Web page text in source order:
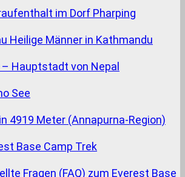
im Dorf Pharping
Hauptstadt von Nepal
4919 Meter (Annapurna-Region)
Fragen (FAQ) zum Everest Base